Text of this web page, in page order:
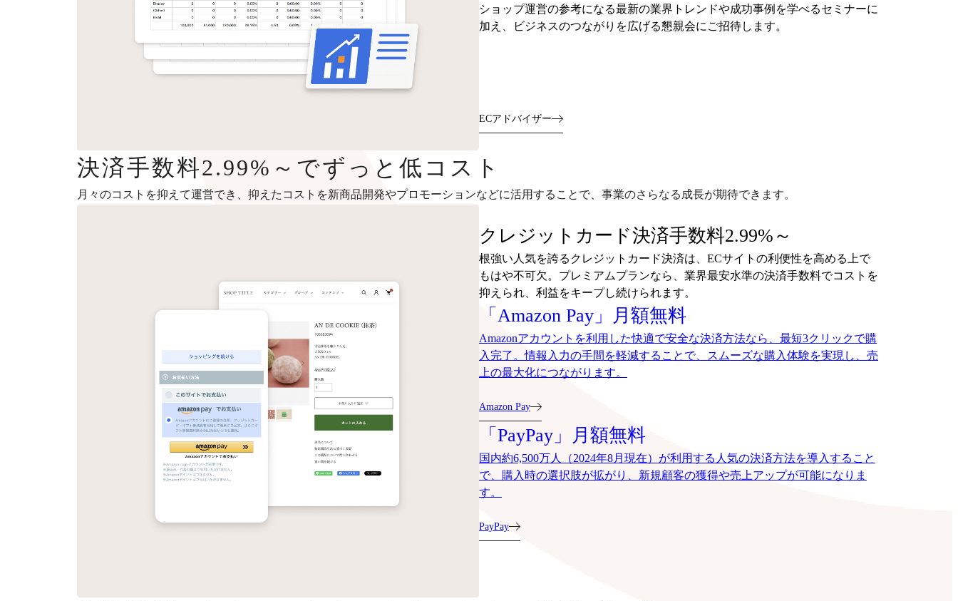
ショップ運営の参考になる最新の業界トレンドや成功事例を学べるセミナーに
加え、ビジネスのつながりを広げる懇親会にご招待します。
ECアドバイザー
決済手数料2.99%～でずっと低コスト
月々のコストを抑えて運営でき、抑えたコストを新商品開発やプロモーションなどに活用することで、事業のさらなる成長が期待できます。
クレジットカード決済手数料2.99%～
根強い人気を誇るクレジットカード決済は、ECサイトの利便性を高める上で
もはや不可欠。プレミアムプランなら、業界最安水準の決済手数料でコストを
抑えられ、利益をキープし続けられます。
「Amazon Pay」月額無料
Amazonアカウントを利用した快適で安全な決済方法なら、最短3クリックで購
入完了。情報入力の手間を軽減することで、スムーズな購入体験を実現し、売
上の最大化につながります。
Amazon Pay
「PayPay」月額無料
国内約6,500万人（2024年8月現在）が利用する人気の決済方法を導入すること
で、購入時の選択肢が拡がり、新規顧客の獲得や売上アップが可能になりま
す。
PayPay